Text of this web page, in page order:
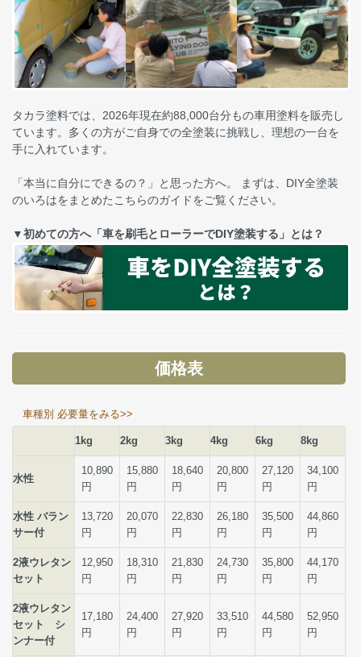
タカラ塗料では、2026年現在約88,000台分もの車用塗料を販売し
ています。多くの方がご自身での全塗装に挑戦し、理想の一台を
手に入れています。
「本当に自分にできるの？」と思った方へ。 まずは、DIY全塗装
のいろはをまとめたこちらのガイドをご覧ください。
▼初めての方へ「車を刷毛とローラーでDIY塗装する」とは？
価格表
車種別 必要量をみる>>